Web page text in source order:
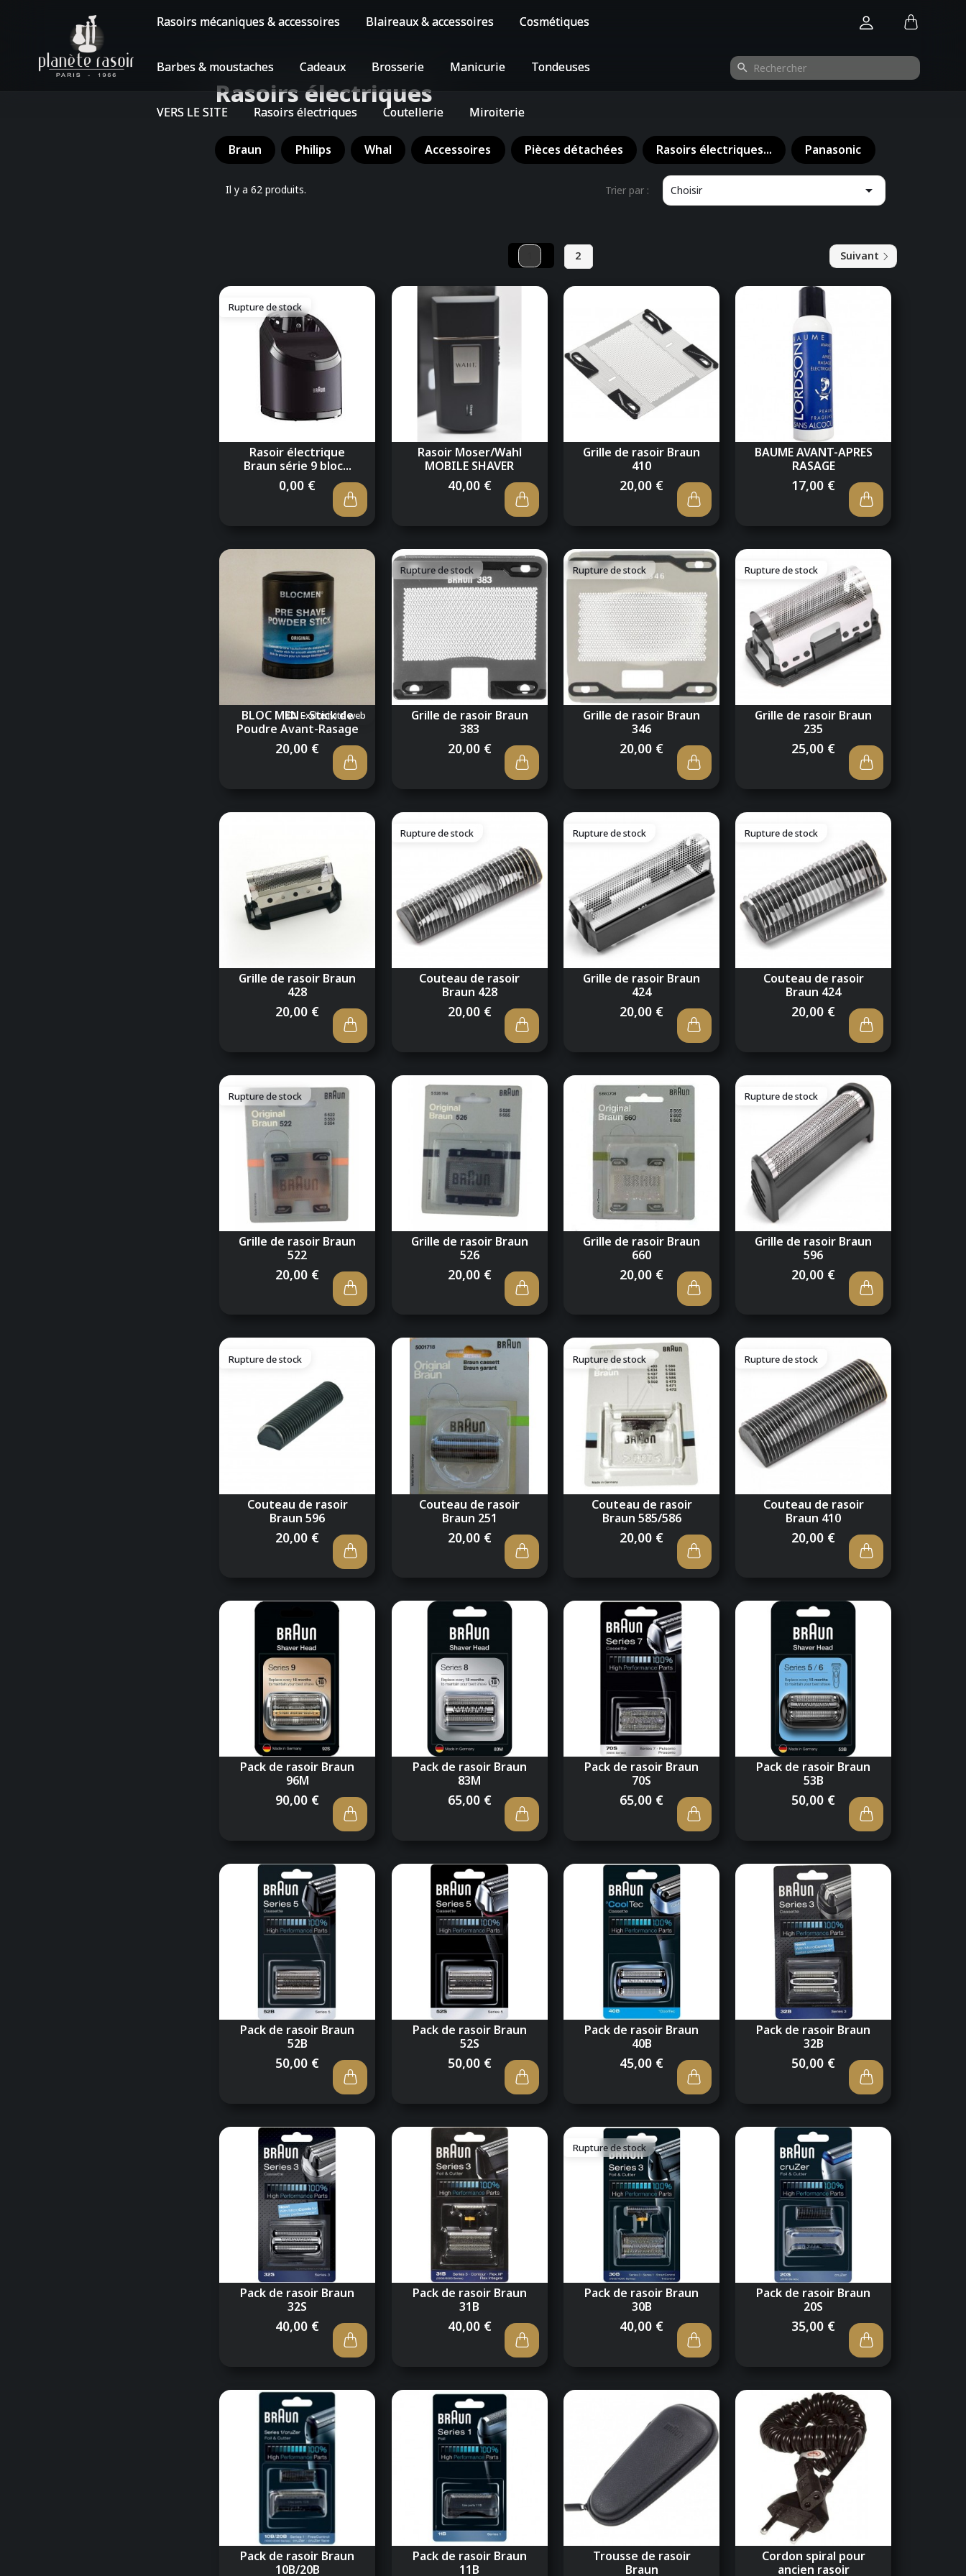
Rasoirs mécaniques & accessoires Blaireaux & accessoires Cosmétiques
Barbes & moustaches Cadeaux Brosserie Manicurie Tondeuses
VERS LE SITE Rasoirs électriques Coutellerie Miroiterie
search
Rasoirs électriques
Braun Philips Whal Accessoires Pièces détachées Rasoirs électriques... Panasonic
Il y a 62 produits. Trier par : Choisir 
2 Suivant
Rasoir électrique
Braun série 9 bloc...
0,00 €
Rupture de stock
Rasoir Moser/Wahl
MOBILE SHAVER
40,00 €
Grille de rasoir Braun
410
20,00 €
BAUME AVANT-APRES
RASAGE
17,00 €
BLOC MEN - Stick de
Poudre Avant-Rasage
20,00 €
Exclusivité web
Grille de rasoir Braun
383
20,00 €
Rupture de stock
Grille de rasoir Braun
346
20,00 €
Rupture de stock
Grille de rasoir Braun
235
25,00 €
Rupture de stock
Grille de rasoir Braun
428
20,00 €
Couteau de rasoir
Braun 428
20,00 €
Rupture de stock
Grille de rasoir Braun
424
20,00 €
Rupture de stock
Couteau de rasoir
Braun 424
20,00 €
Rupture de stock
Grille de rasoir Braun
522
20,00 €
Rupture de stock
Grille de rasoir Braun
526
20,00 €
Grille de rasoir Braun
660
20,00 €
Grille de rasoir Braun
596
20,00 €
Rupture de stock
Couteau de rasoir
Braun 596
20,00 €
Rupture de stock
Couteau de rasoir
Braun 251
20,00 €
Couteau de rasoir
Braun 585/586
20,00 €
Rupture de stock
Couteau de rasoir
Braun 410
20,00 €
Rupture de stock
Pack de rasoir Braun
96M
90,00 €
Pack de rasoir Braun
83M
65,00 €
Pack de rasoir Braun
70S
65,00 €
Pack de rasoir Braun
53B
50,00 €
Pack de rasoir Braun
52B
50,00 €
Pack de rasoir Braun
52S
50,00 €
Pack de rasoir Braun
40B
45,00 €
Pack de rasoir Braun
32B
50,00 €
Pack de rasoir Braun
32S
40,00 €
Pack de rasoir Braun
31B
40,00 €
Pack de rasoir Braun
30B
40,00 €
Rupture de stock
Pack de rasoir Braun
20S
35,00 €
Pack de rasoir Braun
10B/20B
Pack de rasoir Braun
11B
Trousse de rasoir
Braun
Cordon spiral pour
ancien rasoir